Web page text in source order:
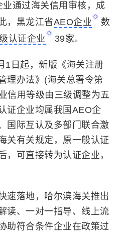
通过海关信用审核，成
，黑龙江省AEO企业
数
认证企业 39家。
起，新版《海关注册
理办法》(海关总署令第
信用等级由三级调整为五
证企业均属我国AEO企
国际互认及多部门联合激
关有关规定，原一般认证
，可直接转为认证企业，
落地，哈尔滨海关推出
读、一对一指导、线上流
助符合条件企业在政策过